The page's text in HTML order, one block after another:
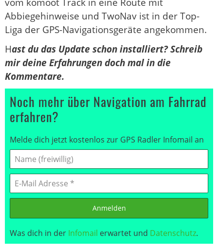
vom komoot Track in eine Route mit
Abbiegehinweise und TwoNav ist in der Top-
Liga der GPS-Navigationsgeräte angekommen.
Hast du das Update schon installiert? Schreib
mir deine Erfahrungen doch mal in die
Kommentare.
Noch mehr über Navigation am Fahrrad
erfahren?
Melde dich jetzt kostenlos zur GPS Radler Infomail an
Anmelden
Was dich in der Infomail erwartet und Datenschutz.